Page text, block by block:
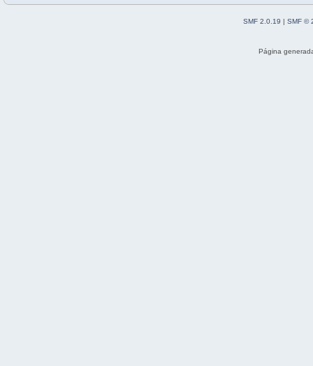
SMF 2.0.19 | SMF ©
Página